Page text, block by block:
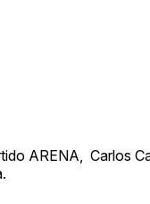
ARENA, Carlos